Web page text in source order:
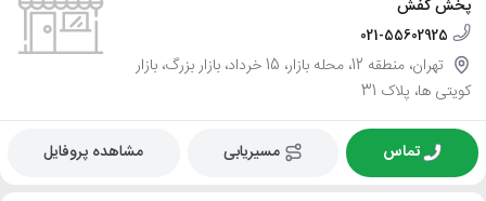
پخش کفش
021-55602925
تهران، منطقه 12، محله بازار، 15 خرداد، بازار بزرگ، بازار
کویتی ها، پلاک 31
تماس مسیریابی مشاهده پروفایل